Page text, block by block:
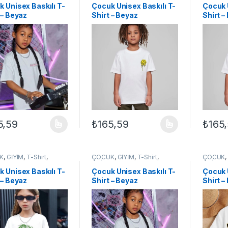
Unisex Baskılı T-
Beyaz
birden fazla varyasyonu var. Seçenekler ürün sayfasından
Çocuk Unisex Baskılı T-
Shirt – Beyaz
₺165,59
Bu ürünün birden fazla varyasyonu var.
Çocuk
Shirt –
₺
Bu
, GİYİM, T-Shirt,
Unisex Baskılı T-
Beyaz
ÇOCUK, GİYİM, T-Shirt,
UNİSEX ÇOCUK
Çocuk Unisex Baskılı T-
Shirt – Beyaz
ÇOCUK,
UNİSEX
Çocuk
Shirt –